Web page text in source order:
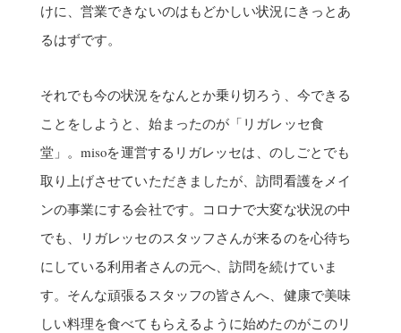
けに、営業できないのはもどかしい状況にきっとあ
るはずです。
それでも今の状況をなんとか乗り切ろう、今できる
ことをしようと、始まったのが「リガレッセ食
堂」。misoを運営するリガレッセは、のしごとでも
取り上げさせていただきましたが、訪問看護をメイ
ンの事業にする会社です。コロナで大変な状況の中
でも、リガレッセのスタッフさんが来るのを心待ち
にしている利用者さんの元へ、訪問を続けていま
す。そんな頑張るスタッフの皆さんへ、健康で美味
しい料理を食べてもらえるように始めたのがこのリ